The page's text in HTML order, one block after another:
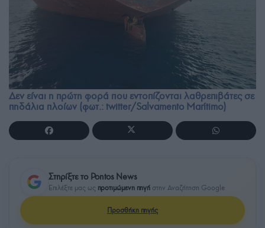
Δεν είναι η πρώτη φορά που εντοπίζονται λαθρεπιβάτες σε
πηδάλια πλοίων (φωτ.: twitter/Salvamento Marítimo)
Στηρίξτε το Pontos News
Επιλέξτε μας ως προτιμώμενη πηγή στην Αναζήτηση Google
Προσθήκη πηγής